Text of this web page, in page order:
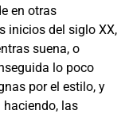
en otras
inicios del siglo XX,
suena, o
lo poco
por el estilo, y
las